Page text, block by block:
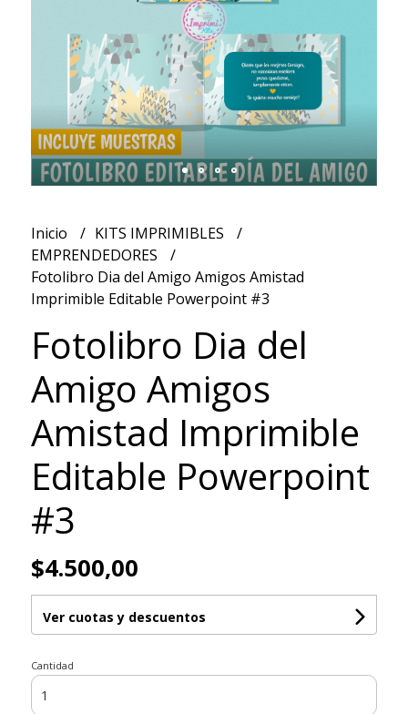
Inicio
KITS IMPRIMIBLES
EMPRENDEDORES
Fotolibro Dia del Amigo Amigos Amistad
Imprimible Editable Powerpoint #3
Fotolibro Dia del
Amigo Amigos
Amistad Imprimible
Editable Powerpoint
#3
$4.500,00
Ver cuotas y descuentos
Cantidad